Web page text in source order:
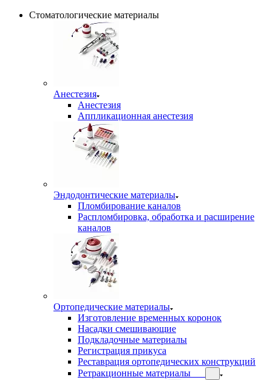
Стоматологические материалы
Анестезия
Анестезия
Аппликационная анестезия
Эндодонтические материалы
Пломбирование каналов
Распломбировка, обработка и расширение
каналов
Ортопедические материалы
Изготовление временных коронок
Насадки смешивающие
Подкладочные материалы
Регистрация прикуса
Реставрация ортопедических конструкций
Ретракционные материалы